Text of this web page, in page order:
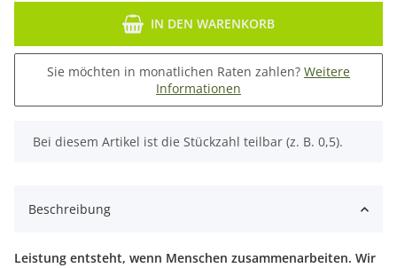
IN DEN WARENKORB
Sie möchten in monatlichen Raten zahlen? Weitere
Informationen
x
Bei diesem Artikel ist die Stückzahl teilbar (z. B. 0,5).
Beschreibung
Leistung entsteht, wenn Menschen zusammenarbeiten. Wir